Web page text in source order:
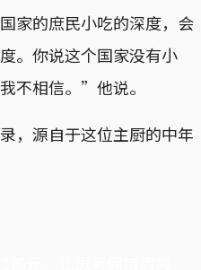
家的庶民小吃的深度，会
。你说这个国家没有小
不相信。”他说。
，源自于这位主厨的中年